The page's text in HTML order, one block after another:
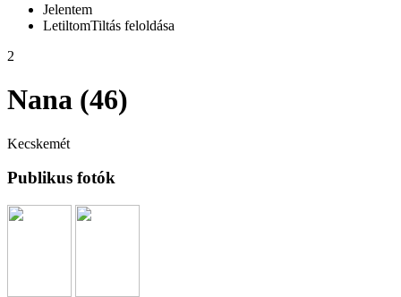
Jelentem
LetiltomTiltás feloldása
2
Nana (46)
Kecskemét
Publikus fotók